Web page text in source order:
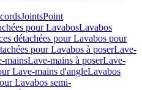
JointsPoint
pour LavabosLavabos
détachées pour Lavabos pour
pour Lavabos à poserLave-
mainsLave-mains à poserLave-
Lave-mains d'angleLavabos
Lavabos semi-